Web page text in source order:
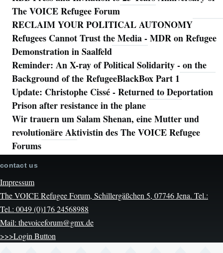
The VOICE Refugee Forum
RECLAIM YOUR POLITICAL AUTONOMY
Refugees Cannot Trust the Media - MDR on Refugee
Demonstration in Saalfeld
Reminder: An X-ray of Political Solidarity - on the
Background of the RefugeeBlackBox Part 1
Update: Christophe Cissé - Returned to Deportation
Prison after resistance in the plane
Wir trauern um Salam Shenan, eine Mutter und
revolutionäre Aktivistin des The VOICE Refugee
Forums
contact us
Impressum
The VOICE Refugee Forum, Schillergäßchen 5, 07746 Jena. Tel.:
Tel.: 0049 (0)176 24568988
Mail: thevoiceforum@gmx.de
>>>Login Button